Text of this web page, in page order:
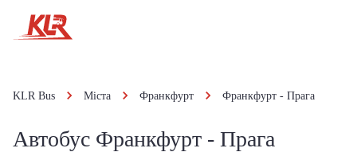
KLR Bus Міста Франкфурт Франкфурт - Прага
Автобус Франкфурт - Прага